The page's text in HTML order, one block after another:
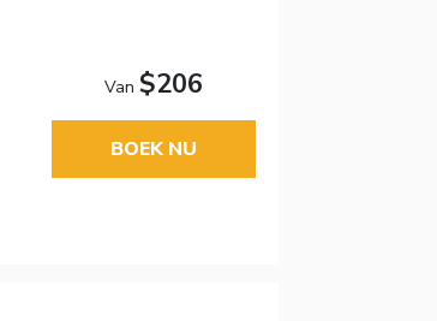
Van $206
BOEK NU